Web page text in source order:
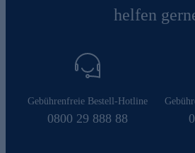
helfen
Gebührenfreie Bestell-Hotline
0800 29 888 88